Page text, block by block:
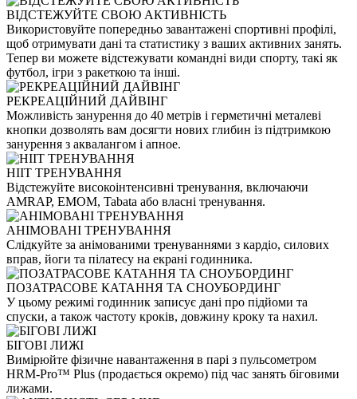
ВІДСТЕЖУЙТЕ СВОЮ АКТИВНІСТЬ
Використовуйте попередньо завантажені спортивні профілі,
щоб отримувати дані та статистику з ваших активних занять.
Тепер ви можете відстежувати командні види спорту, такі як
футбол, ігри з ракеткою та інші.
РЕКРЕАЦІЙНИЙ ДАЙВІНГ
Можливість занурення до 40 метрів і герметичні металеві
кнопки дозволять вам досягти нових глибин із підтримкою
занурення з аквалангом і апное.
HIIT ТРЕНУВАННЯ
Відстежуйте високоінтенсивні тренування, включаючи
AMRAP, EMOM, Tabata або власні тренування.
АНІМОВАНІ ТРЕНУВАННЯ
Слідкуйте за анімованими тренуваннями з кардіо, силових
вправ, йоги та пілатесу на екрані годинника.
ПОЗАТРАСОВЕ КАТАННЯ ТА СНОУБОРДИНГ
У цьому режимі годинник записує дані про підйоми та
спуски, а також частоту кроків, довжину кроку та нахил.
БІГОВІ ЛИЖІ
Вимірюйте фізичне навантаження в парі з пульсометром
HRM-Pro™ Plus (продається окремо) під час занять біговими
лижами.